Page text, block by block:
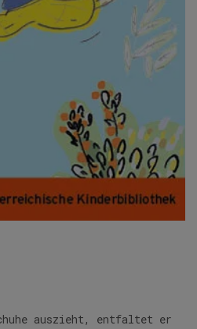
auszieht, entfaltet er